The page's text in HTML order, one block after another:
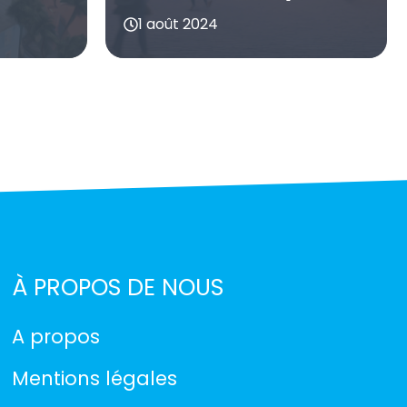
1 août 2024
À PROPOS DE NOUS
A propos
Mentions légales